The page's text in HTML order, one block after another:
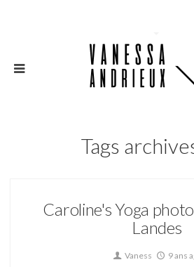
Tags
Caroline's Yoga
Landes
Vaness 9 ans